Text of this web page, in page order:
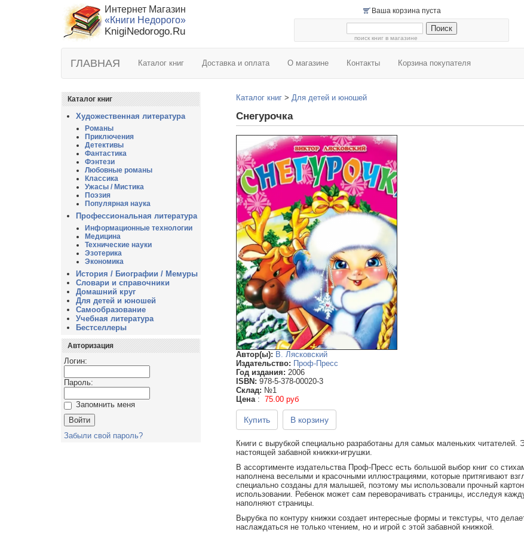
Интернет Магазин
«Книги Недорого»
KnigiNedorogo.Ru
Ваша корзина пуста
поиск книг в магазине
ГЛАВНАЯ Каталог книг Доставка и оплата О магазине Контакты Корзина покупателя
Каталог книг
Художественная литература
Романы
Приключения
Детективы
Фантастика
Фэнтези
Любовные романы
Классика
Ужасы / Мистика
Поэзия
Популярная наука
Профессиональная литература
Информационные технологии
Медицина
Технические науки
Эзотерика
Экономика
История / Биографии / Мемуры
Словари и справочники
Домашний круг
Для детей и юношей
Самообразование
Учебная литература
Бестселлеры
Авторизация
Логин:
Пароль:
Запомнить меня
Забыли свой пароль?
Каталог книг> Для детей и юношей
Снегурочка
Автор(ы): В. Лясковский
Издательство: Проф-Пресс
Год издания: 2006
ISBN: 978-5-378-00020-3
Склад: №1
Цена: 75.00 руб
Купить В корзину
Книги с вырубкой специально разработаны для самых маленьких
настоящей забавной книжки-игрушки.
В ассортименте издательства Проф-Пресс есть большой выбор книг со
наполнена веселыми и красочными иллюстрациями, которые притягивают
специально созданы для малышей, поэтому мы использовали прочный
использовании. Ребенок может сам переворачивать страницы, исследуя
наполняют страницы.
Вырубка по контуру книжки создает интересные формы и текстуры, что
наслаждаться не только чтением, но и игрой с этой забавной книжкой.